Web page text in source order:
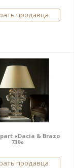
продавца
«Dacia & Brazo
739»
продавца